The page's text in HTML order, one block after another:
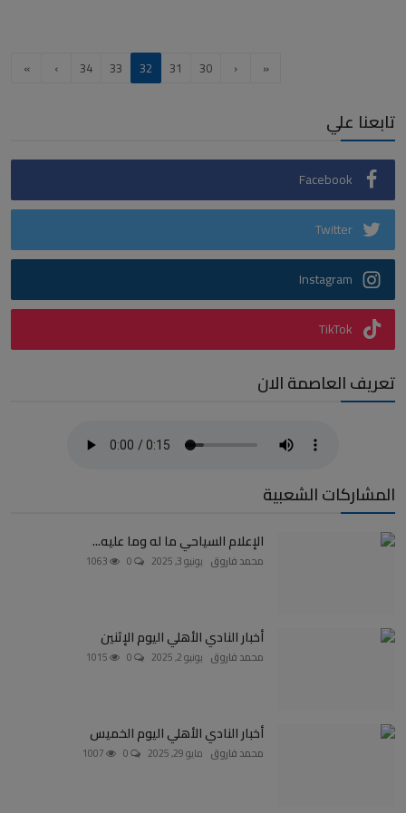
«
‹
30
31
32
33
34
›
»
تابعنا علي
Facebook
Twitter
Instagram
TikTok
تعريف العاصمة الان
المشاركات الشعبية
الإعلام السياحي ما له وما عليه...
محمد فاروق يونيو 3, 2025
أخبار النادي الأهلي اليوم الإثنين
محمد فاروق يونيو 2, 2025
أخبار النادي الأهلي اليوم الخميس
محمد فاروق مايو 29, 2025